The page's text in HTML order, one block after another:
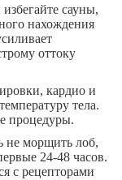
сауны,
нахождения
оттоку
кардио и
тела.
процедуры.
не морщить лоб,
24-48 часов.
с рецепторами